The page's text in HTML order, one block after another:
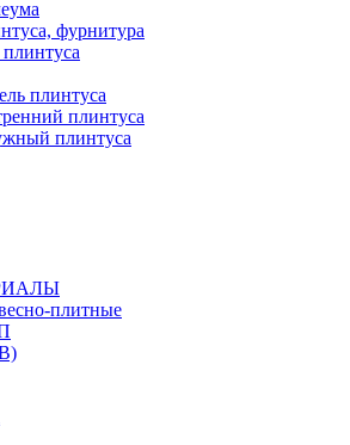
фурнитура
плинтуса
плинтуса
плинтуса
плитные